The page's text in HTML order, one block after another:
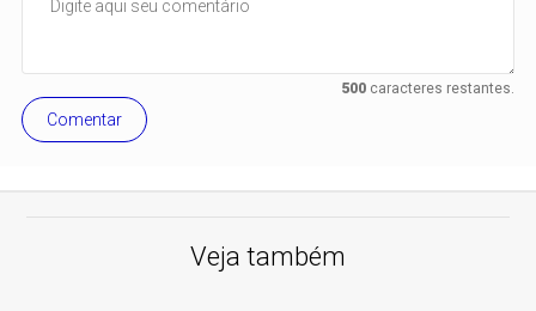
500caracteres restantes.
Comentar
Veja também